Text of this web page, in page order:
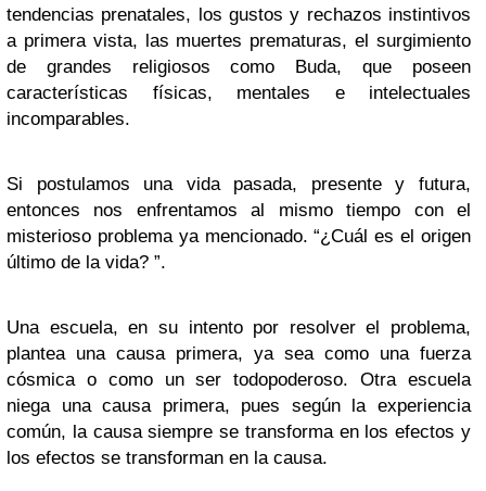
tendencias prenatales, los gustos y rechazos instintivos
a primera vista, las muertes prematuras, el surgimiento
de grandes religiosos como Buda, que poseen
características físicas, mentales e intelectuales
incomparables.
Si postulamos una vida pasada, presente y futura,
entonces nos enfrentamos al mismo tiempo con el
misterioso problema ya mencionado. “¿Cuál es el origen
último de la vida? ”.
Una escuela, en su intento por resolver el problema,
plantea una causa primera, ya sea como una fuerza
cósmica o como un ser todopoderoso. Otra escuela
niega una causa primera, pues según la experiencia
común, la causa siempre se transforma en los efectos y
los efectos se transforman en la causa.